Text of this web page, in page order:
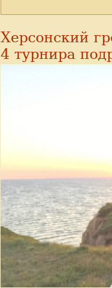
Херсонский
4 турнира